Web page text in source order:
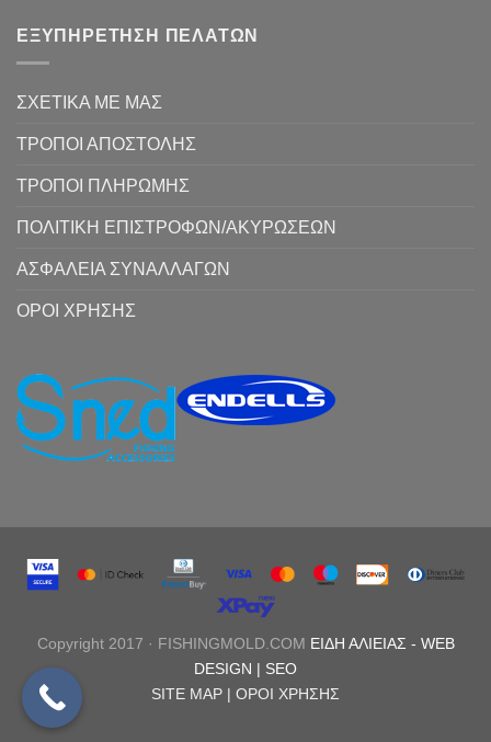
ΕΞΥΠΗΡΕΤΗΣΗ ΠΕΛΑΤΩΝ
ΣΧΕΤΙΚΑ ΜΕ ΜΑΣ
ΤΡΟΠΟΙ ΑΠΟΣΤΟΛΗΣ
ΤΡΟΠΟΙ ΠΛΗΡΩΜΗΣ
ΠΟΛΙΤΙΚΗ ΕΠΙΣΤΡΟΦΩΝ/ΑΚΥΡΩΣΕΩΝ
ΑΣΦΑΛΕΙΑ ΣΥΝΑΛΛΑΓΩΝ
ΟΡΟΙ ΧΡΗΣΗΣ
Copyright 2017 · FISHINGMOLD.COM ΕΙΔΗ ΑΛΙΕΙΑΣ - WEB
DESIGN | SEO
SITE MAP | ΟΡΟΙ ΧΡΗΣΗΣ